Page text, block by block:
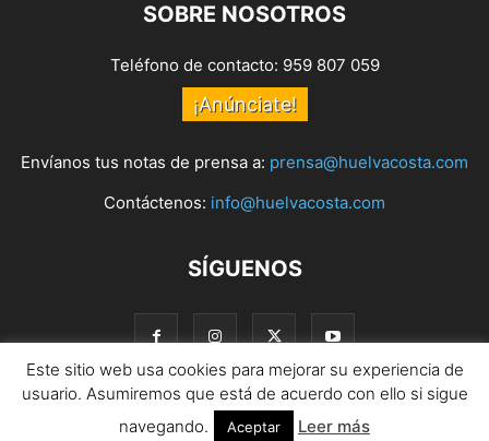
SOBRE NOSOTROS
Teléfono de contacto: 959 807 059
¡Anúnciate!
Envíanos tus notas de prensa a: prensa@huelvacosta.com
Contáctenos: info@huelvacosta.com
SÍGUENOS
© HuelvaCosta
Este sitio web usa cookies para mejorar su experiencia de
usuario. Asumiremos que está de acuerdo con ello si sigue
navegando.
Aceptar Leer más